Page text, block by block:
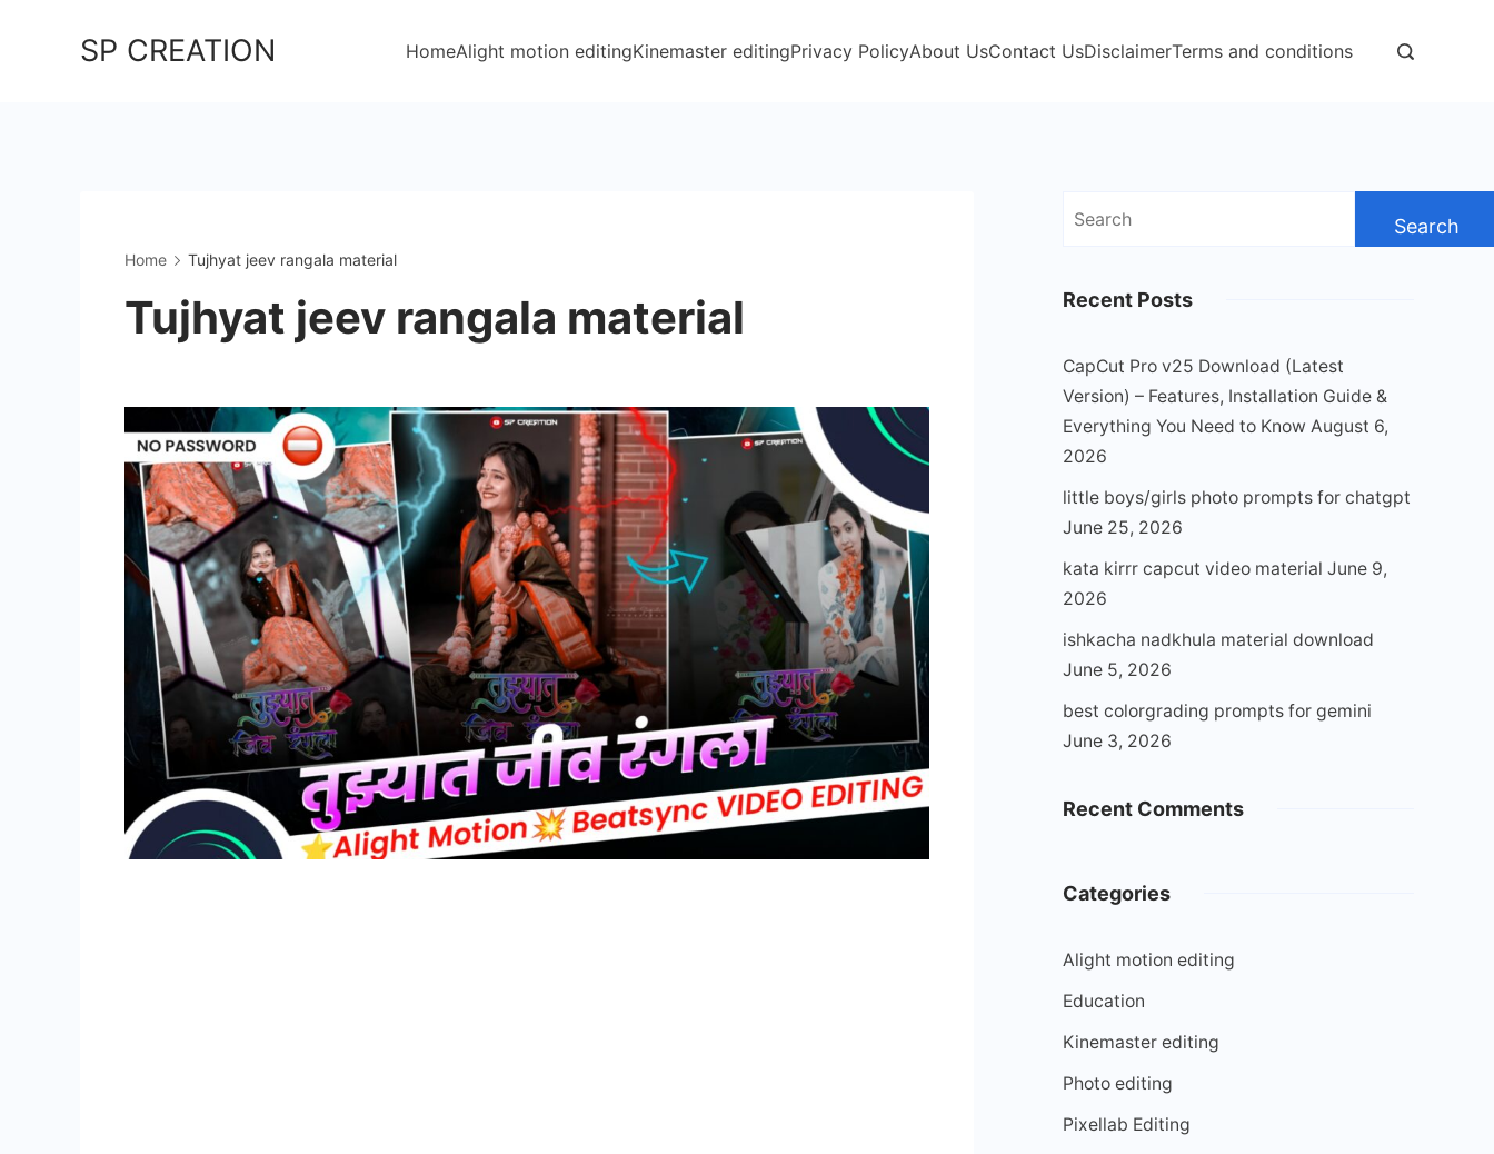
SP CREATION HomeAlight motion editingKinemaster editingPrivacy PolicyAbout UsContact UsDisclaimerTerms and conditions
Home Tujhyat jeev rangala material
Tujhyat jeev rangala material
Search
Recent Posts
CapCut Pro v25 Download (Latest
Version) – Features, Installation Guide &
Everything You Need to Know August 6,
2026
little boys/girls photo prompts for chatgpt
June 25, 2026
kata kirrr capcut video material June 9,
2026
ishkacha nadkhula material download
June 5, 2026
best colorgrading prompts for gemini
June 3, 2026
Recent Comments
Categories
Alight motion editing
Education
Kinemaster editing
Photo editing
Pixellab Editing